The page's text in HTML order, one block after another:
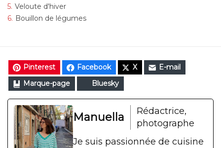
Veloute d'hiver
Bouillon de légumes
Pinterest Facebook X
E-mail
Marque-page
Bluesky
Manuella
Rédactrice,
photographe
Je suis passionnée de cuisine